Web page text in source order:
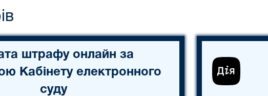
штрафу онлайн за
Кабінету електронного
суду